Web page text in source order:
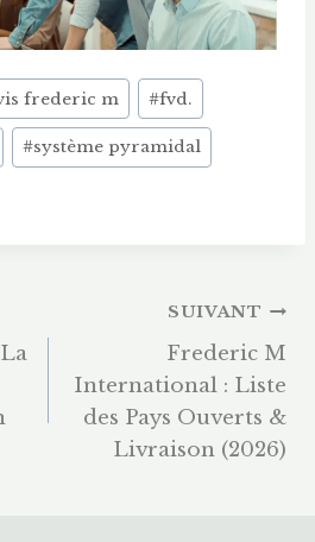
frederic m #fvd.
#système pyramidal
SUIVANT
Frederic M
International : Liste
des Pays Ouverts &
Livraison (2026)